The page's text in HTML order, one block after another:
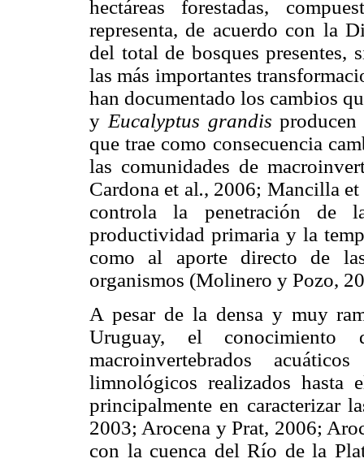
hectáreas forestadas,
representa, de acuerdo con la
del total de bosques presentes,
las más importantes
han documentado los cambios
yEucalyptus grandis
que trae como consecuencia
las comunidades de
Cardona et al., 2006; Mancilla et
controla la penetración de
productividad primaria y la
como al aporte directo de
organismos (Molinero y Pozo,
A pesar de la densa y muy
Uruguay, el conocimiento
macroinvertebrados
limnológicos realizados hasta
principalmente en caracterizar
2003; Arocena y Prat, 2006;
con la cuenca del Río de la